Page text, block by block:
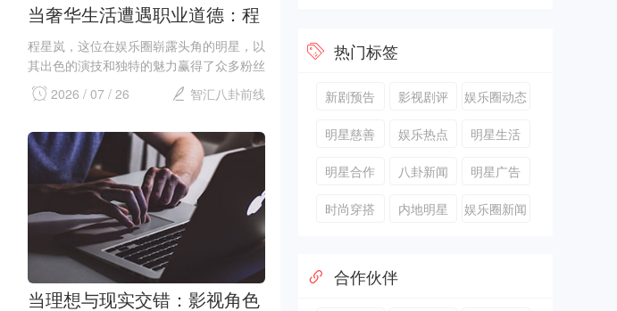
当奢华生活遭遇职业道德：程
星岚的争议
程星岚，这位在娱乐圈崭露头角的明星，以
其出色的演技和独特的魅力赢得了众多粉丝
的喜爱。她的职业生涯起步于一部热门电视
剧，凭借精湛的表演迅速积累了人气，成为
的生活方式...
2026 / 07 / 26 智汇八卦前线
当理想与现实交错：影视角色
热门标签
新剧预告 影视剧评 娱乐圈动态
明星慈善 娱乐热点 明星生活
明星合作 八卦新闻 明星广告
时尚穿搭 内地明星 娱乐圈新闻
合作伙伴